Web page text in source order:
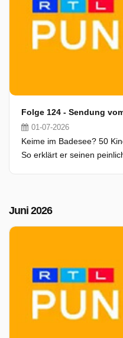
Folge 124 - Sendung
01-07-2026
Keime im Badesee? 50
So erklärt er seinen
Juni 2026